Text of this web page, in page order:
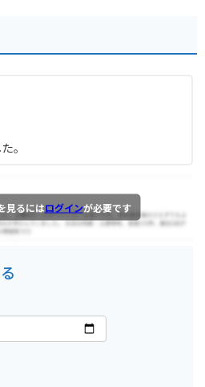
。
見るにはログインが必要です